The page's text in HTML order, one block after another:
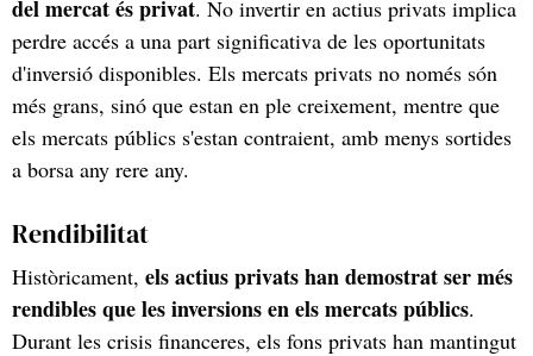
del mercat és privat. No invertir en actius privats implica
perdre accés a una part significativa de les oportunitats
d'inversió disponibles. Els mercats privats no només són
més grans, sinó que estan en ple creixement, mentre que
els mercats públics s'estan contraient, amb menys sortides
a borsa any rere any.
Rendibilitat
Històricament, els actius privats han demostrat ser més
rendibles que les inversions en els mercats públics.
Durant les crisis financeres, els fons privats han mantingut